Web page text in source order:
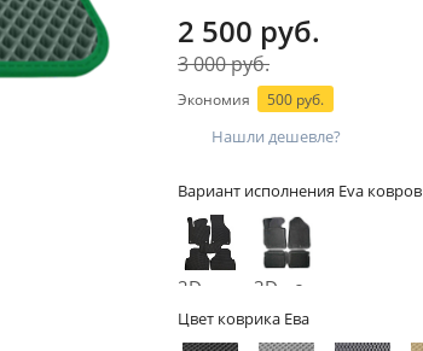
2 500 руб.
3 000 руб.
Экономия 500 руб.
Нашли дешевле?
Вариант исполнения Eva ковров
2D -
без
бортов
3D - с
бортами
Цвет коврика Ева